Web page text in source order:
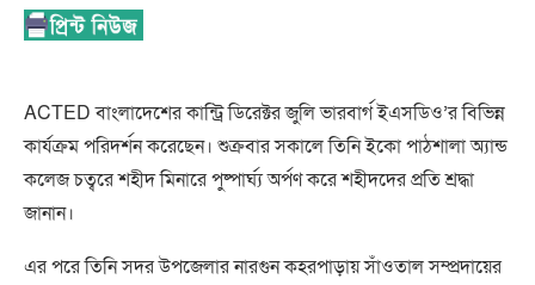
ACTED বাংলাদেশের কান্ট্রি ডিরেক্টর জুলি ভারবার্গ ইএসডিও’র বিভিন্ন
কার্যক্রম পরিদর্শন করেছেন। শুক্রবার সকালে তিনি ইকো পাঠশালা অ্যান্ড
কলেজ চত্বরে শহীদ মিনারে পুষ্পার্ঘ্য অর্পণ করে শহীদদের প্রতি শ্রদ্ধা
জানান।
এর পরে তিনি সদর উপজেলার নারগুন কহরপাড়ায় সাঁওতাল সম্প্রদায়ের